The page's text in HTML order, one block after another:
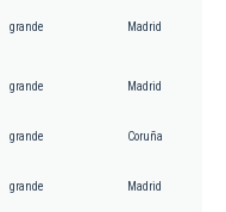
grande Madrid
grande Madrid
grande Coruña
grande Madrid